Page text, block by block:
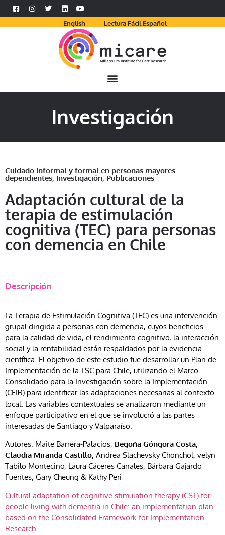
English Lectura Fácil Español
Investigación
Cuidado informal y formal en personas mayores
dependientes, Investigación, Publicaciones
Adaptación cultural de la
terapia de estimulación
cognitiva (TEC) para personas
con demencia en Chile
Descripción
La Terapia de Estimulación Cognitiva (TEC) es una intervención
grupal dirigida a personas con demencia, cuyos beneficios
para la calidad de vida, el rendimiento cognitivo, la interacción
social y la rentabilidad están respaldados por la evidencia
científica. El objetivo de este estudio fue desarrollar un Plan de
Implementación de la TSC para Chile, utilizando el Marco
Consolidado para la Investigación sobre la Implementación
(CFIR) para identificar las adaptaciones necesarias al contexto
local. Las variables contextuales se analizaron mediante un
enfoque participativo en el que se involucró a las partes
interesadas de Santiago y Valparaíso.
Autores: Maite Barrera-Palacios, Begoña Góngora Costa,
Claudia Miranda-Castillo, Andrea Slachevsky Chonchol, velyn
Tabilo Montecino, Laura Cáceres Canales, Bárbara Gajardo
Fuentes, Gary Cheung & Kathy Peri
Cultural adaptation of cognitive stimulation therapy (CST) for
people living with dementia in Chile: an implementation plan
based on the Consolidated Framework for Implementation
Research